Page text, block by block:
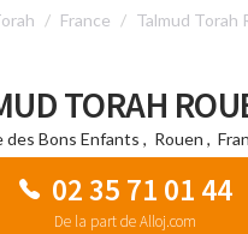
France Talmud Torah
TORAH
des Bons Enfants , Rouen ,
02 35 71 01 44
De la part de Alloj.com